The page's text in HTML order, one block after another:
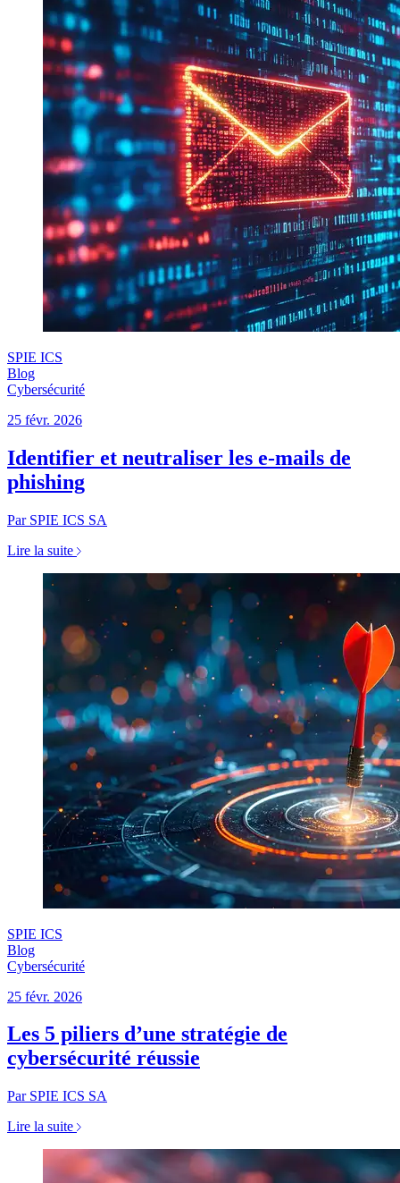
SPIE ICS
Blog
Cybersécurité
25 févr. 2026
Identifier et neutraliser les e-mails de
phishing
Par SPIE ICS SA
Lire la suite
SPIE ICS
Blog
Cybersécurité
25 févr. 2026
Les 5 piliers d’une stratégie de
cybersécurité réussie
Par SPIE ICS SA
Lire la suite